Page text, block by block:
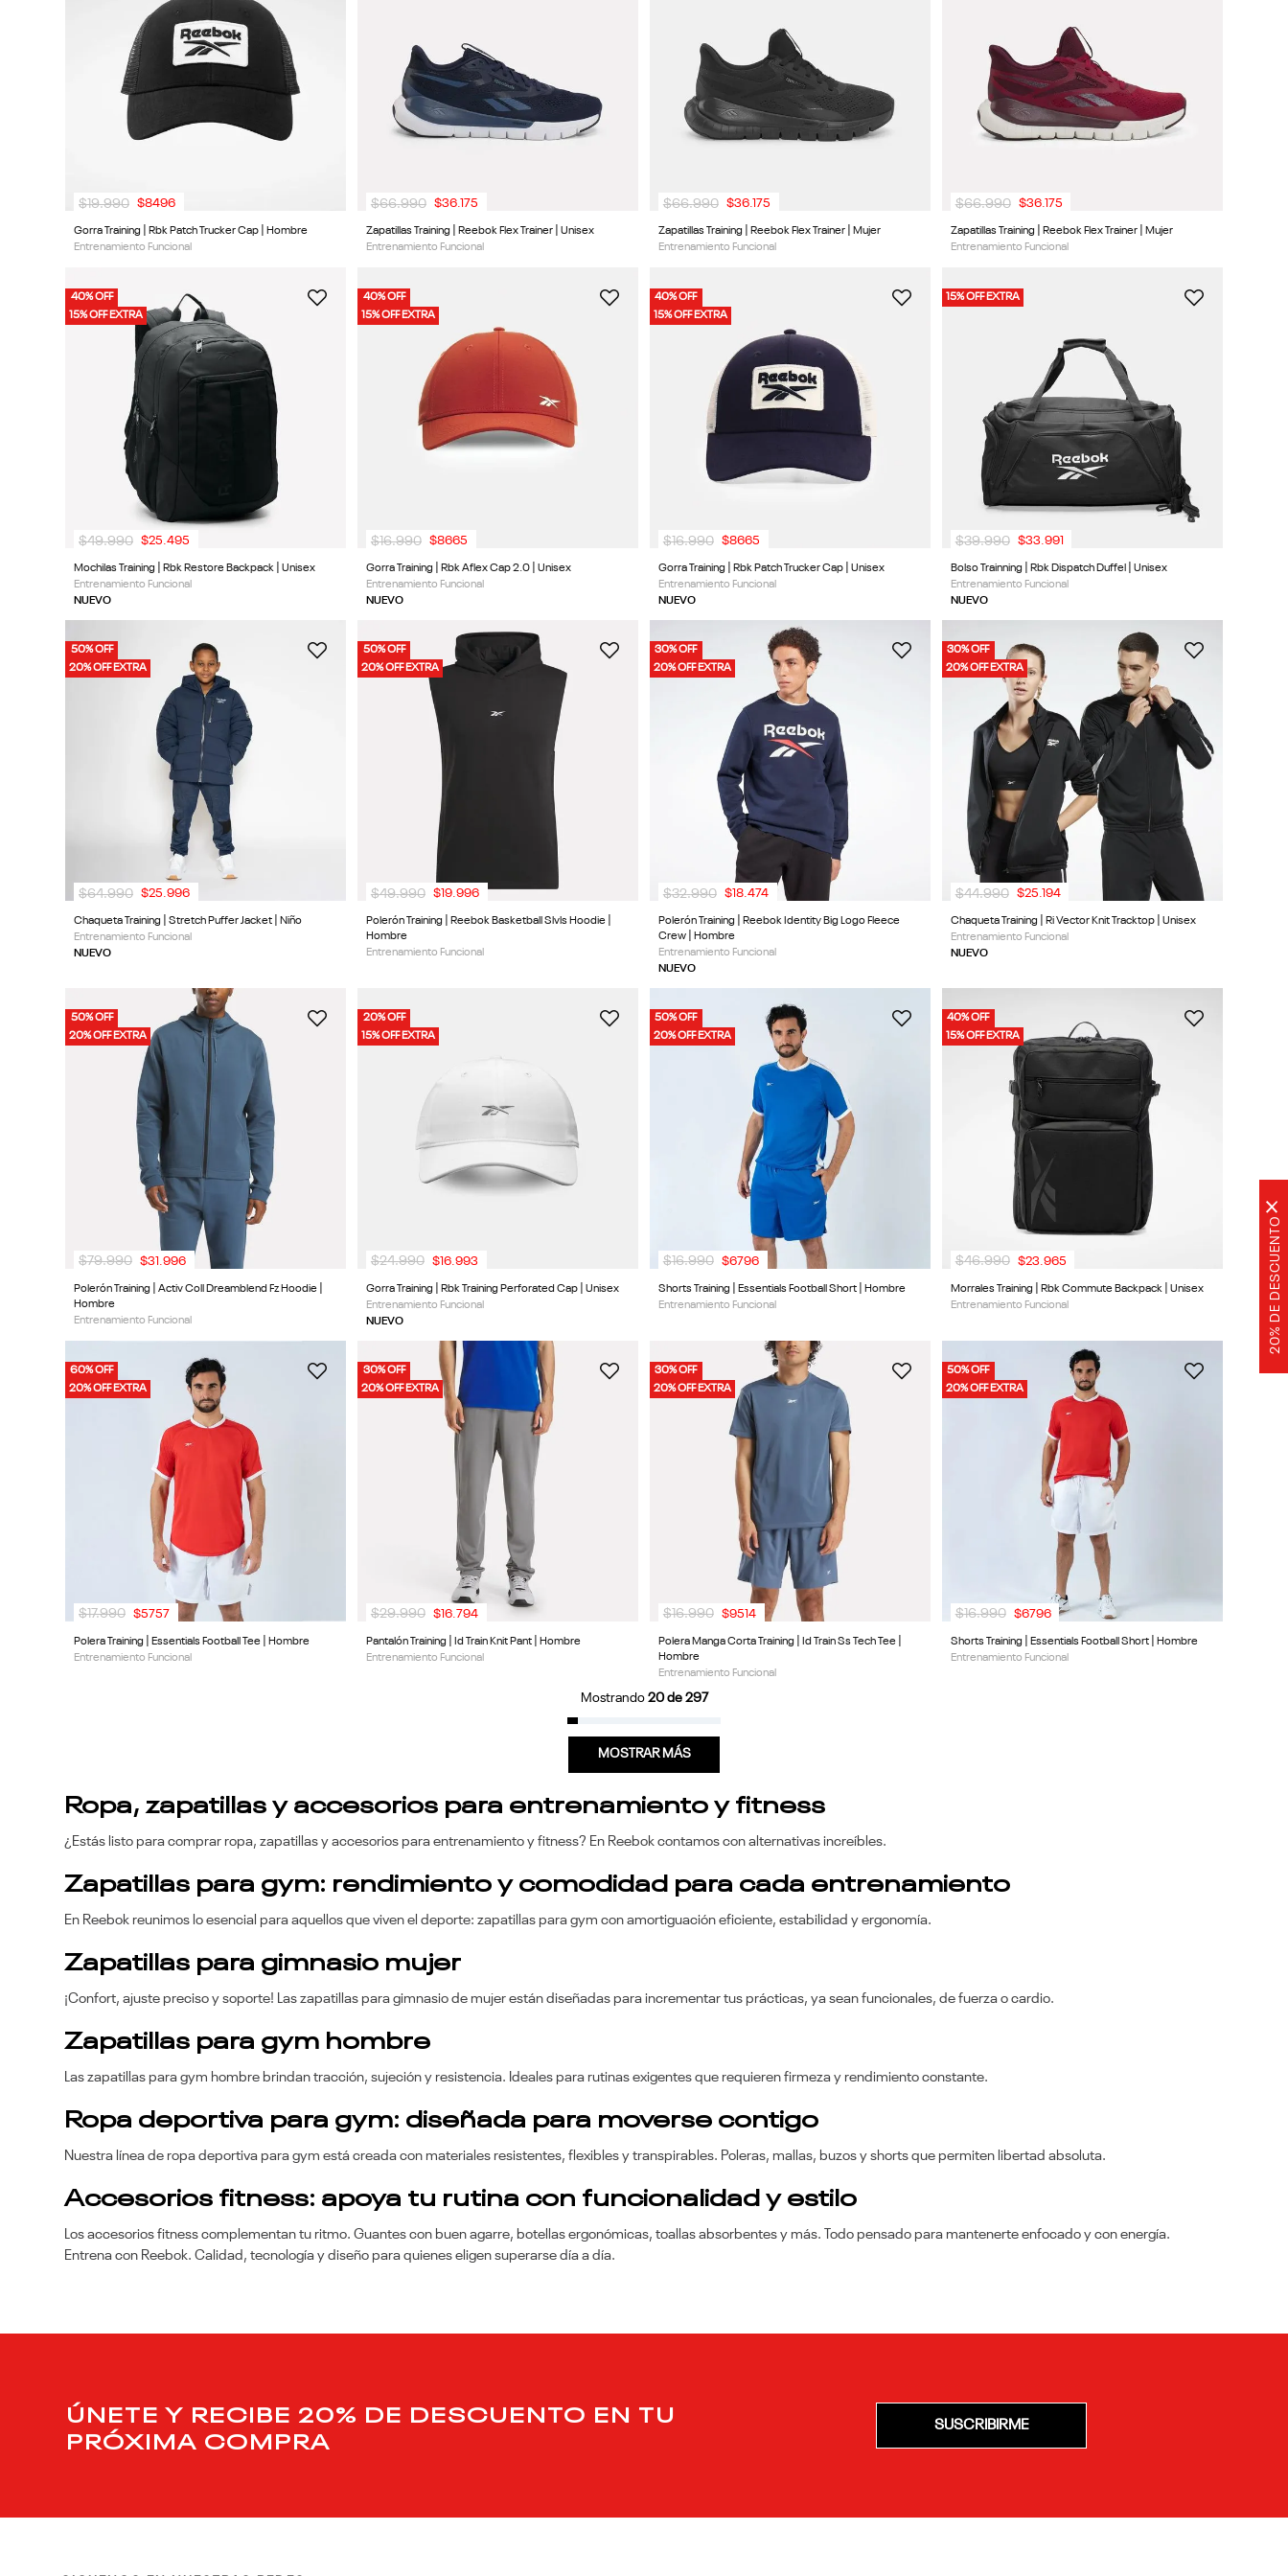
20% DE DESCUENTO
×
Gorra Training | Rbk Patch Trucker Cap | Hombre
Entrenamiento Funcional
$19.990 $8496
Zapatillas Training | Reebok Flex Trainer | Unisex
Entrenamiento Funcional
$66.990 $36.175
Zapatillas Training | Reebok Flex Trainer | Mujer
Entrenamiento Funcional
$66.990 $36.175
Zapatillas Training | Reebok Flex Trainer | Mujer
Entrenamiento Funcional
$66.990 $36.175
40% OFF
15% OFF EXTRA
Mochilas Training | Rbk Restore Backpack | Unisex
Entrenamiento Funcional
NUEVO
$49.990 $25.495
40% OFF
15% OFF EXTRA
Gorra Training | Rbk Aflex Cap 2.0 | Unisex
Entrenamiento Funcional
NUEVO
$16.990 $8665
40% OFF
15% OFF EXTRA
Gorra Training | Rbk Patch Trucker Cap | Unisex
Entrenamiento Funcional
NUEVO
$16.990 $8665
15% OFF EXTRA
Bolso Trainning | Rbk Dispatch Duffel | Unisex
Entrenamiento Funcional
NUEVO
$39.990 $33.991
50% OFF
20% OFF EXTRA
Chaqueta Training | Stretch Puffer Jacket | Niño
Entrenamiento Funcional
NUEVO
$64.990 $25.996
50% OFF
20% OFF EXTRA
Polerón Training | Reebok Basketball Slvls Hoodie |
Hombre
Entrenamiento Funcional
$49.990 $19.996
30% OFF
20% OFF EXTRA
Polerón Training | Reebok Identity Big Logo Fleece
Crew | Hombre
Entrenamiento Funcional
NUEVO
$32.990 $18.474
30% OFF
20% OFF EXTRA
Chaqueta Training | Ri Vector Knit Tracktop | Unisex
Entrenamiento Funcional
NUEVO
$44.990 $25.194
50% OFF
20% OFF EXTRA
Polerón Training | Activ Coll Dreamblend Fz Hoodie |
Hombre
Entrenamiento Funcional
$79.990 $31 .996
20% OFF
15% OFF EXTRA
Gorra Training | Rbk Training Perforated Cap | Unisex
Entrenamiento Funcional
NUEVO
$24.990 $16.993
50% OFF
20% OFF EXTRA
Shorts Training | Essentials Football Short | Hombre
Entrenamiento Funcional
$16.990 $6796
40% OFF
15% OFF EXTRA
Morrales Training | Rbk Commute Backpack | Unisex
Entrenamiento Funcional
$46.990 $23.965
60% OFF
20% OFF EXTRA
Polera Training | Essentials Football Tee | Hombre
Entrenamiento Funcional
$17.990 $5757
30% OFF
20% OFF EXTRA
Pantalón Training | Id Train Knit Pant | Hombre
Entrenamiento Funcional
$29.990 $16.794
30% OFF
20% OFF EXTRA
Polera Manga Corta Training | Id Train Ss Tech Tee |
Hombre
Entrenamiento Funcional
$16.990 $9514
50% OFF
20% OFF EXTRA
Shorts Training | Essentials Football Short | Hombre
Entrenamiento Funcional
$16.990 $6796
Mostrando 20 de 297
MOSTRAR MÁS
Ropa, zapatillas y accesorios para entrenamiento y fitness
¿Estás listo para comprar ropa, zapatillas y accesorios para entrenamiento y fitness? En Reebok contamos con alternativas increíbles.
Zapatillas para gym: rendimiento y comodidad para cada entrenamiento
En Reebok reunimos lo esencial para aquellos que viven el deporte: zapatillas para gym con amortiguación eficiente, estabilidad y ergonomía.
Zapatillas para gimnasio mujer
¡Confort, ajuste preciso y soporte! Las zapatillas para gimnasio de mujer están diseñadas para incrementar tus prácticas, ya sean funcionales, de fuerza o cardio.
Zapatillas para gym hombre
Las zapatillas para gym hombre brindan tracción, sujeción y resistencia. Ideales para rutinas exigentes que requieren firmeza y rendimiento constante.
Ropa deportiva para gym: diseñada para moverse contigo
Nuestra línea de ropa deportiva para gym está creada con materiales resistentes, flexibles y transpirables. Poleras, mallas, buzos y shorts que permiten libertad absoluta.
Accesorios fitness: apoya tu rutina con funcionalidad y estilo
Los accesorios fitness complementan tu ritmo. Guantes con buen agarre, botellas ergonómicas, toallas absorbentes y más. Todo pensado para mantenerte enfocado y con energía.
Entrena con Reebok. Calidad, tecnología y diseño para quienes eligen superarse día a día.
ÚNETE Y RECIBE 20% DE DESCUENTO EN TU
PRÓXIMA COMPRA
SUSCRIBIRME
10. nano x